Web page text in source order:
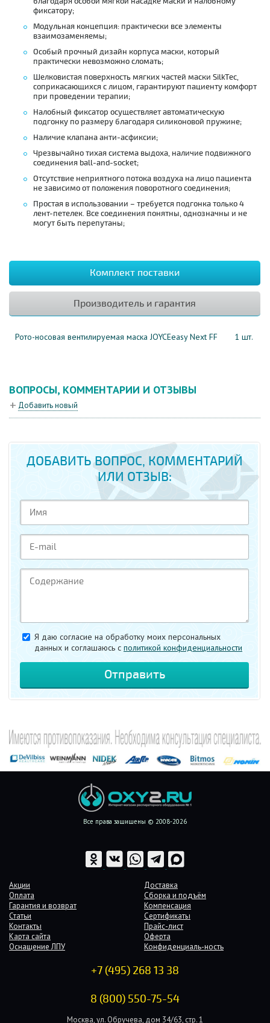
фиксатору;
Модульная концепция: практически все элементы
взаимозаменяемы;
Особый прочный дизайн корпуса маски, который
практически невозможно сломать;
Шелковистая поверхность мягких частей маски SilkTec,
соприкасающихся с лицом, гарантируют пациенту комфорт
при проведении терапии;
Налобный фиксатор осуществляет автоматическую
подгонку по размеру благодаря силиконовой пружине;
Наличие клапана анти-асфиксии;
Чрезвычайно тихая система выдоха, наличие подвижного
соединения ball-and-socket;
Отсутствие неприятного потока воздуха на лицо пациента
не зависимо от положения поворотного соединения;
Простая в использовании – требуется подгонка только 4
лент-петелек. Все соединения понятны, однозначны и не
могут быть перепутаны;
Комплект поставки
Производитель и гарантия
Рото-носовая вентилируемая маска JOYCEeasy Next FF 1 шт.
ВОПРОСЫ, КОММЕНТАРИИ И ОТЗЫВЫ
Добавить новый
ДОБАВИТЬ ВОПРОС, КОММЕНТАРИЙ
ИЛИ ОТЗЫВ:
Я даю согласие на обработку моих персональных
данных и соглашаюсь c политикой конфиденциальности
Все права защищены © 2008-2026
Акции
Доставка
Оплата
Сборка и подъём
Гарантия и возврат
Компенсация
Статьи
Сертификаты
Контакты
Прайс-лист
Карта сайта
Оферта
Оснащение ЛПУ
Конфиденциаль-ность
+7 (495) 268 13 38
8 (800) 550-75-54
Москва, ул. Обручева, дом 34/63, стр. 1